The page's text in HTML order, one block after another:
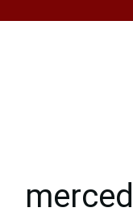
Skip